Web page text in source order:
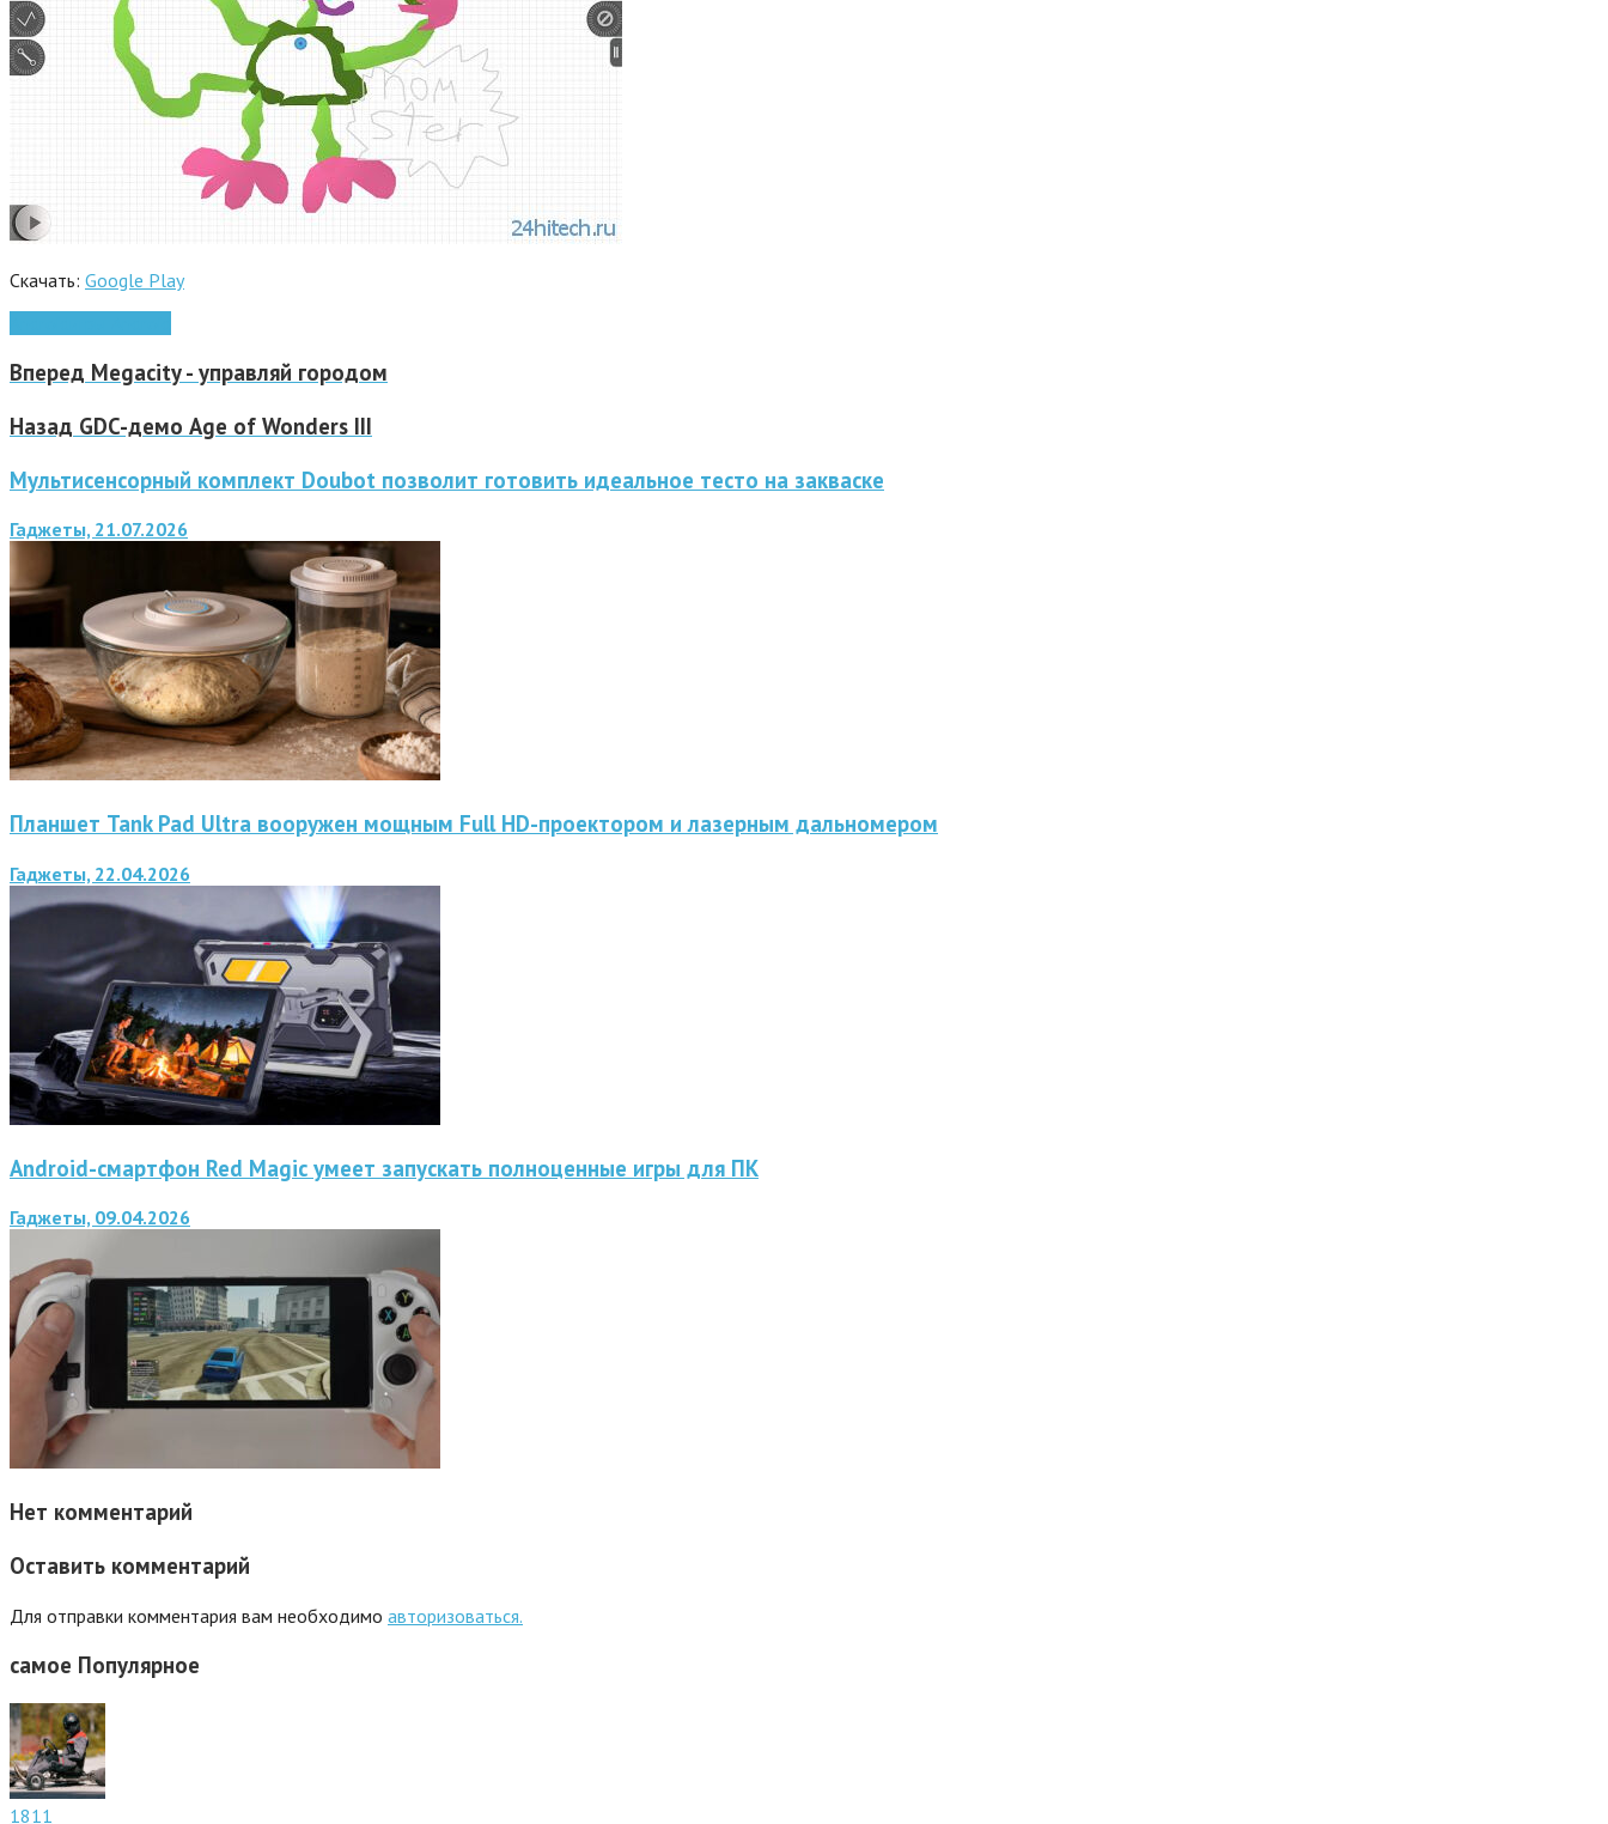
Скачать: Google Play
Вперед Megacity - управляй городом
Назад GDC-демо Age of Wonders III
Мультисенсорный комплект Doubot позволит готовить идеальное тесто на закваске
Гаджеты, 21.07.2026
Планшет Tank Pad Ultra вооружен мощным Full HD-проектором и лазерным дальномером
Гаджеты, 22.04.2026
Android-смартфон Red Magic умеет запускать полноценные игры для ПК
Гаджеты, 09.04.2026
Нет комментарий
Оставить комментарий
Для отправки комментария вам необходимо авторизоваться.
самое Популярное
1811